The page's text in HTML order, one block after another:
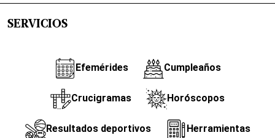
SERVICIOS
Efemérides Cumpleaños
Crucigramas Horóscopos
Resultados deportivos Herramientas